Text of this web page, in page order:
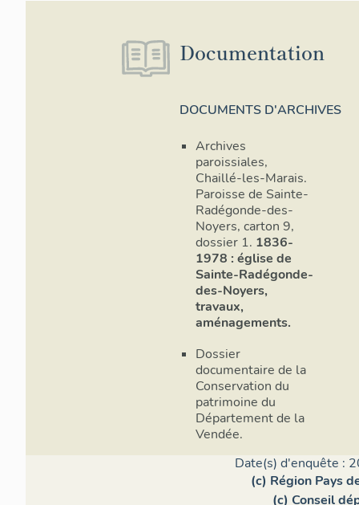
Documentation
DOCUMENTS D'ARCHIVES
Archives
paroissiales,
Chaillé-les-Marais.
Paroisse de Sainte-
Radégonde-des-
Noyers, carton 9,
dossier 1. 1836-
1978 : église de
Sainte-Radégonde-
des-Noyers,
travaux,
aménagements.
Dossier
documentaire de la
Conservation du
patrimoine du
Département de la
Vendée.
Date(s) d'enquête :
(c) Région Pays
(c) Conseil